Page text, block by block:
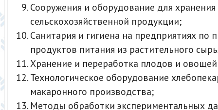
Сооружения и оборудование для хранения
сельскохозяйственной продукции;
Санитария и гигиена на предприятиях по
продуктов питания из растительного
Хранение и переработка плодов и овощей
Технологическое оборудование
макаронного производства;
Методы обработки экспериментальных